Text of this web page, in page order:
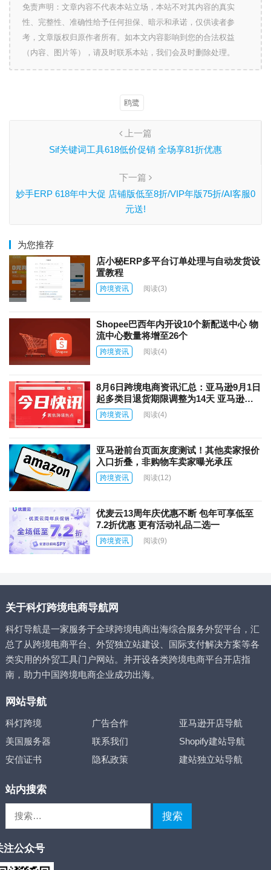
免责声明：文章内容不代表本站立场，本站不对其内容的真实
性、完整性、准确性给予任何担保、暗示和承诺，仅供读者参
考，文章版权归原作者所有。如本文内容影响到您的合法权益
（内容、图片等），请及时联系本站，我们会及时删除处理。
鸥鹭
上一篇
Sif关键词工具618低价促销 全场享81折优惠
下一篇
妙手ERP 618年中大促 店铺版低至8折/VIP年版75折/AI客服0
元送!
为您推荐
店小秘ERP多平台订单处理与自动发货设
置教程
跨境资讯 阅读(3)
Shopee巴西年内开设10个新配送中心 物
流中心数量将增至26个
跨境资讯 阅读(4)
8月6日跨境电商资讯汇总：亚马逊9月1日
起多类目退货期限调整为14天 亚马逊上
线AI商品图片自动翻译功能
跨境资讯 阅读(4)
亚马逊前台页面灰度测试！其他卖家报价
入口折叠，非购物车卖家曝光承压
跨境资讯 阅读(12)
优麦云13周年庆优惠不断 包年可享低至
7.2折优惠 更有活动礼品二选一
跨境资讯 阅读(9)
关于科灯跨境电商导航网
科灯导航是一家服务于全球跨境电商出海综合服务外贸平台，汇
总了从跨境电商平台、外贸独立站建设、国际支付解决方案等各
类实用的外贸工具门户网站。并开设各类跨境电商平台开店指
南，助力中国跨境电商企业成功出海。
网站导航
科灯跨境 广告合作
亚马逊开店导航
美国服务器
联系我们
Shopify建站导航
安信证书
隐私政策 建站独立站导航
站内搜索
注公众号